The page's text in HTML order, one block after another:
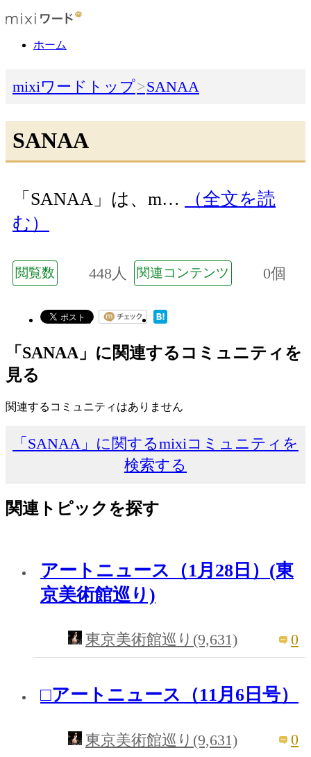
ホーム
mixiワードトップ SANAA
SANAA
「SANAA」は、m…
（全文を読
む）
閲覧数 448人 関連コンテンツ 0個
「SANAA」に関連するコミュニティを
見る
関連するコミュニティはありません
「SANAA」に関するmixiコミュニティを
検索する
関連トピックを探す
アートニュース（1月28日）(東
京美術館巡り)
東京美術館巡り(9,631) 0
□アートニュース（11月6日号）
東京美術館巡り(9,631) 0